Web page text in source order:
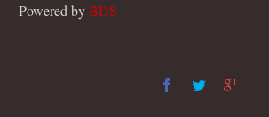
Powered byBDS